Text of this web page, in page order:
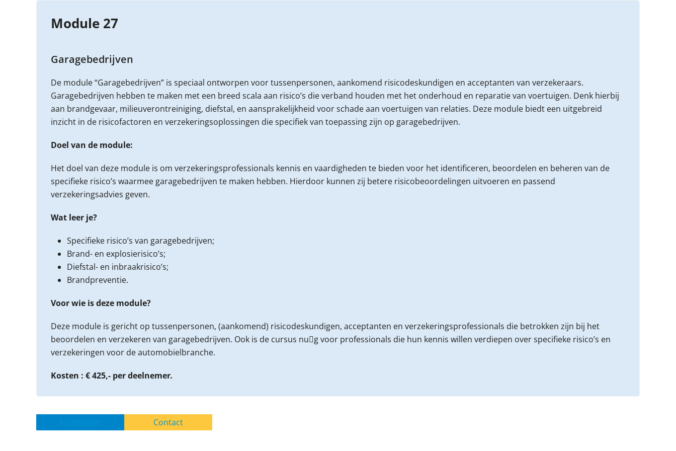
Module 27
Garagebedrijven
De module “Garagebedrijven” is speciaal ontworpen voor tussenpersonen, aankomend risicodeskundigen en acceptanten van verzekeraars.
Garagebedrijven hebben te maken met een breed scala aan risico’s die verband houden met het onderhoud en reparatie van voertuigen. Denk hierbij
aan brandgevaar, milieuverontreiniging, diefstal, en aansprakelijkheid voor schade aan voertuigen van relaties. Deze module biedt een uitgebreid
inzicht in de risicofactoren en verzekeringsoplossingen die specifiek van toepassing zijn op garagebedrijven.
Doel van de module:
Het doel van deze module is om verzekeringsprofessionals kennis en vaardigheden te bieden voor het identificeren, beoordelen en beheren van de
specifieke risico’s waarmee garagebedrijven te maken hebben. Hierdoor kunnen zij betere risicobeoordelingen uitvoeren en passend
verzekeringsadvies geven.
Wat leer je?
Specifieke risico’s van garagebedrijven;
Brand- en explosierisico’s;
Diefstal- en inbraakrisico’s;
Brandpreventie.
Voor wie is deze module?
Deze module is gericht op tussenpersonen, (aankomend) risicodeskundigen, acceptanten en verzekeringsprofessionals die betrokken zijn bij het
beoordelen en verzekeren van garagebedrijven. Ook is de cursus nu􀆫g voor professionals die hun kennis willen verdiepen over specifieke risico’s en
verzekeringen voor de automobielbranche.
Kosten : € 425,- per deelnemer.
Contact